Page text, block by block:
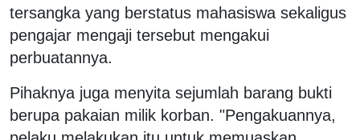
tersangka yang berstatus mahasiswa sekaligus
pengajar mengaji tersebut mengakui
perbuatannya.
Pihaknya juga menyita sejumlah barang bukti
berupa pakaian milik korban. "Pengakuannya,